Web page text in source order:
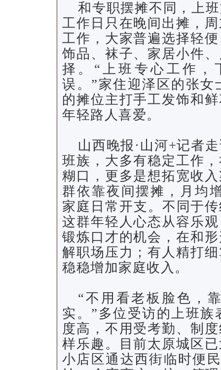
和专职摆摊不同，上
工作日只在晚间出摊，
工作，大家普遍选择轻
饰品、袜子、家居小件
择。“上班专心工作，
误。”家住迎泽区的张
的摊位主打手工发饰和
年轻路人喜爱。
山西晚报·山河+记者
班族，大多有稳定工作
糊口，更多是想拓宽收
群依靠夜间摆摊，月均
家庭日常开支。不同于
这群年轻人心态从容乐
锻炼口才的机会，在和
解职场压力；有人精打
稳稳增加家庭收入。
“不用看老板脸色，
实。”多位受访的上班
度高，不用受考勤、制
样乐趣。目前太原城区
小店区通达西街临时便